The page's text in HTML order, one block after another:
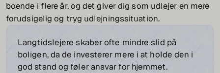
boende i flere år, og det giver dig som udlejer en mere
forudsigelig og tryg udlejningssituation.
Langtidslejere skaber ofte mindre slid på
boligen, da de investerer mere i at holde den i
god stand og føler ansvar for hjemmet.